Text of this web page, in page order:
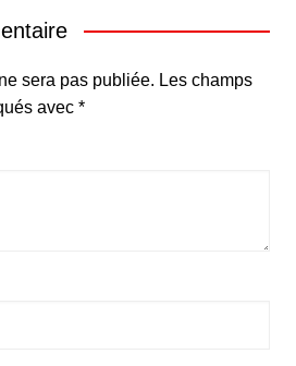
sera pas publiée. Les champs
avec *